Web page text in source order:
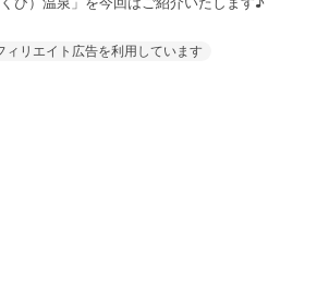
ィリエイト広告を利用しています